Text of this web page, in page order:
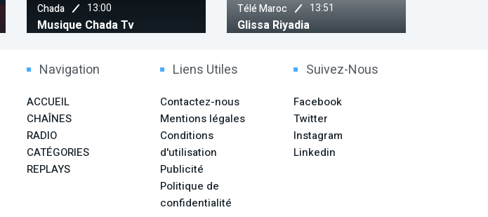
Télé Maroc
Glissa Riyadia
Liga Endesa : Championnat
D'espagne De Basket-Ball
Navigation
ACCUEIL
CHAÎNES
RADIO
CATÉGORIES
REPLAYS
Liens Utiles
Contactez-nous
Mentions légales
Conditions
d'utilisation
Publicité
Politique de
confidentialité
Suivez-Nous
Facebook
Twitter
Instagram
Linkedin